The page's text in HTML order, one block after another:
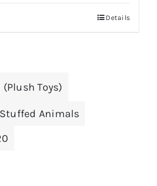
Details
Toys)
Stuffed Animals